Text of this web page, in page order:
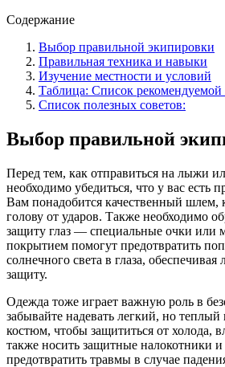
Содержание
Выбор правильной экипировки
Правильная техника и навыки
Изучение местности и условий
Таблица: Список рекомендуемой
Список полезных советов:
Выбор правильной
Перед тем, как отправиться на лыжи
необходимо убедиться, что у вас есть
Вам понадобится качественный шлем,
голову от ударов. Также необходимо
защиту глаз — специальные очки или
покрытием помогут предотвратить
солнечного света в глаза,
защиту.
Одежда тоже играет важную роль в
забывайте надевать легкий, но
костюм, чтобы защититься от холода,
также носить защитные налокотники
предотвратить травмы в случае